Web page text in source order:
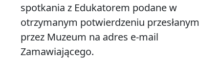
spotkania z Edukatorem podane w
otrzymanym potwierdzeniu przesłanym
przez Muzeum na adres e-mail
Zamawiającego.